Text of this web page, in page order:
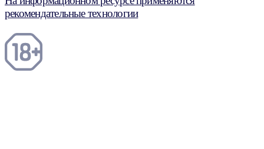
рекомендательные технологии